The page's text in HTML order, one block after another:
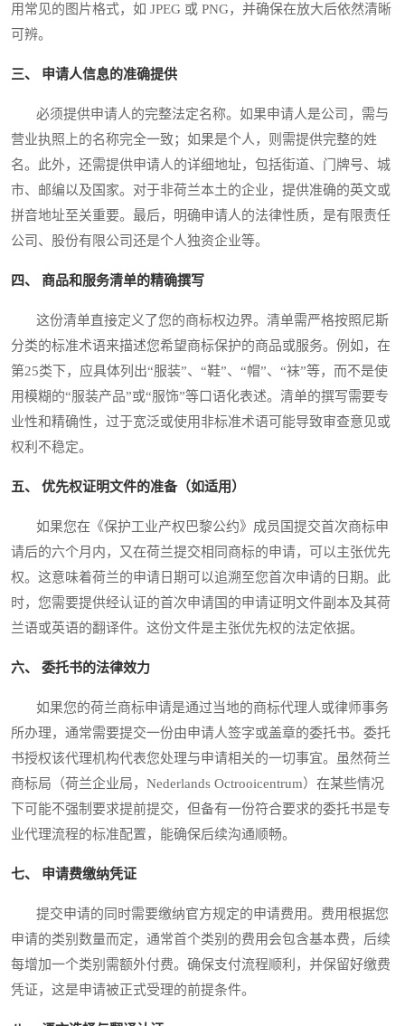
用常见的图片格式，如 JPEG 或 PNG，并确保在放大后依然清晰
可辨。
三、 申请人信息的准确提供
必须提供申请人的完整法定名称。如果申请人是公司，需与
营业执照上的名称完全一致；如果是个人，则需提供完整的姓
名。此外，还需提供申请人的详细地址，包括街道、门牌号、城
市、邮编以及国家。对于非荷兰本土的企业，提供准确的英文或
拼音地址至关重要。最后，明确申请人的法律性质，是有限责任
公司、股份有限公司还是个人独资企业等。
四、 商品和服务清单的精确撰写
这份清单直接定义了您的商标权边界。清单需严格按照尼斯
分类的标准术语来描述您希望商标保护的商品或服务。例如，在
第25类下，应具体列出“服装”、“鞋”、“帽”、“袜”等，而不是使
用模糊的“服装产品”或“服饰”等口语化表述。清单的撰写需要专
业性和精确性，过于宽泛或使用非标准术语可能导致审查意见或
权利不稳定。
五、 优先权证明文件的准备（如适用）
如果您在《保护工业产权巴黎公约》成员国提交首次商标申
请后的六个月内，又在荷兰提交相同商标的申请，可以主张优先
权。这意味着荷兰的申请日期可以追溯至您首次申请的日期。此
时，您需要提供经认证的首次申请国的申请证明文件副本及其荷
兰语或英语的翻译件。这份文件是主张优先权的法定依据。
六、 委托书的法律效力
如果您的荷兰商标申请是通过当地的商标代理人或律师事务
所办理，通常需要提交一份由申请人签字或盖章的委托书。委托
书授权该代理机构代表您处理与申请相关的一切事宜。虽然荷兰
商标局（荷兰企业局，Nederlands Octrooicentrum）在某些情况
下可能不强制要求提前提交，但备有一份符合要求的委托书是专
业代理流程的标准配置，能确保后续沟通顺畅。
七、 申请费缴纳凭证
提交申请的同时需要缴纳官方规定的申请费用。费用根据您
申请的类别数量而定，通常首个类别的费用会包含基本费，后续
每增加一个类别需额外付费。确保支付流程顺利，并保留好缴费
凭证，这是申请被正式受理的前提条件。